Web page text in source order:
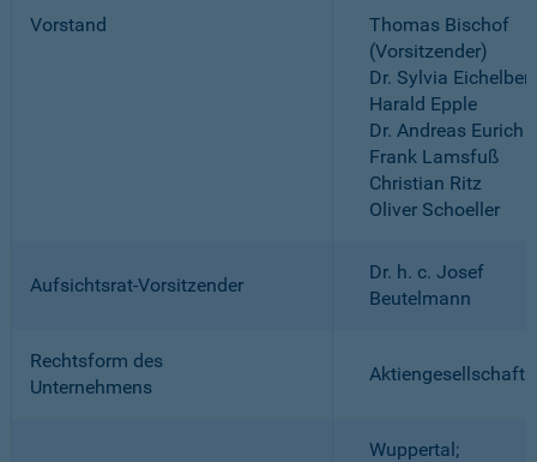
Vorstand
Thomas Bischof
(Vorsitzender)
Dr. Sylvia
Harald Epple
Dr. Andreas Eurich
Frank Lamsfuß
Christian Ritz
Oliver Schoeller
Aufsichtsrat-Vorsitzender
Dr. h. c. Josef
Beutelmann
Rechtsform des
Unternehmens
Aktiengesellschaft
Wuppertal;